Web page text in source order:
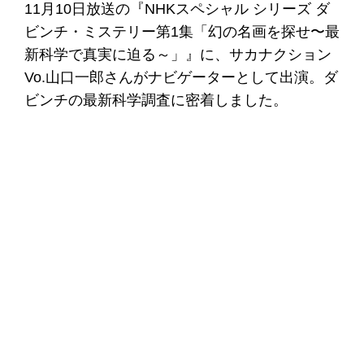
11月10日放送の『NHKスペシャル シリーズ ダ
ビンチ・ミステリー第1集「幻の名画を探せ〜最
新科学で真実に迫る～」』に、サカナクション
Vo.山口一郎さんがナビゲーターとして出演。ダ
ビンチの最新科学調査に密着しました。